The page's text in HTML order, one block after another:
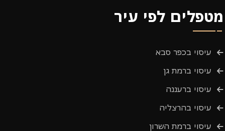
מטפלים לפי עיר
עיסוי בכפר סבא
עיסוי ברמת גן
עיסוי ברעננה
עיסוי בהרצליה
עיסוי ברמת השרון